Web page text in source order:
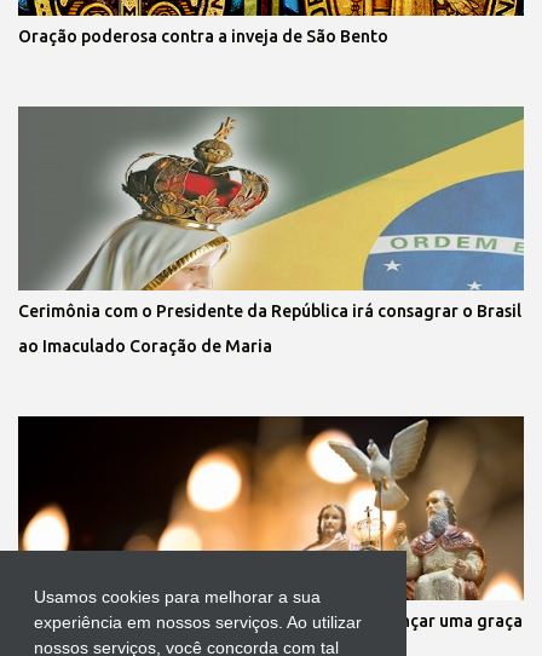
Usamos cookies para melhorar a sua
experiência em nossos serviços. Ao utilizar
nossos serviços, você concorda com tal
Oração poderosa contra a inveja de São Bento
Cerimônia com o Presidente da República irá consagrar o Brasil
ao Imaculado Coração de Maria
Oração a infalível ao Divino Pai Eterno para alcançar uma graça